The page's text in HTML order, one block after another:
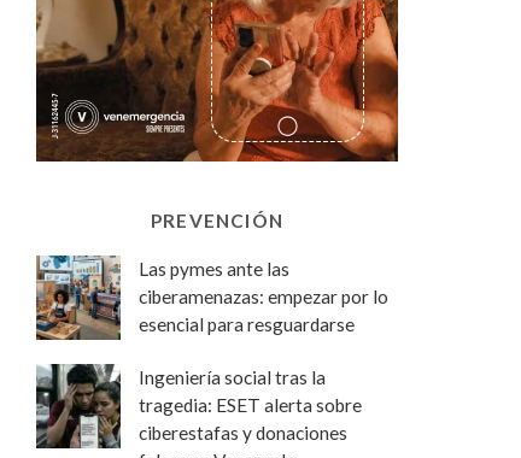
PREVENCIÓN
Las pymes ante las
ciberamenazas: empezar por lo
esencial para resguardarse
Ingeniería social tras la
tragedia: ESET alerta sobre
ciberestafas y donaciones